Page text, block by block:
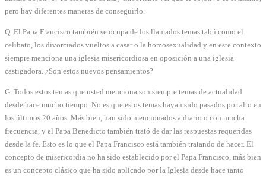
pero hay diferentes maneras de conseguirlo.
Q. El Papa Francisco también se ocupa de los llamados temas tabú como el
celibato, los divorciados vueltos a casar o la homosexualidad y en este contexto
siempre menciona una iglesia misericordiosa en oposición a una iglesia
castigadora. ¿Son estos nuevos pensamientos?
G. Todos estos temas que usted menciona son siempre temas de actualidad
desde hace mucho tiempo. No es que estos temas hayan sido pasados por alto en
los últimos 20 años. Más bien, han sido mencionados a diario o con mucha
frecuencia, y el Papa Benedicto también trató de dar las respuestas requeridas
desde la fe. Esto es lo que el Papa Francisco está también tratando de hacer. El
concepto de misericordia no ha sido establecido por el Papa Francisco, más bien
es un concepto clásico que ha sido aplicado por la Iglesia desde hace tanto